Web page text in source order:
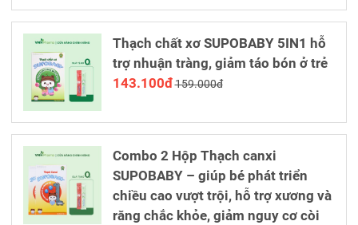
Thạch chất xơ SUPOBABY 5IN1 hỗ
trợ nhuận tràng, giảm táo bón ở trẻ
143.100đ159.000đ
Combo 2 Hộp Thạch canxi
SUPOBABY – giúp bé phát triển
chiều cao vượt trội, hỗ trợ xương và
răng chắc khỏe, giảm nguy cơ còi